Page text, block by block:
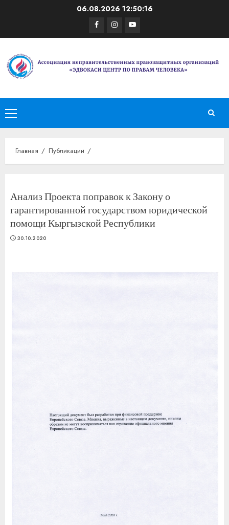
06.08.202612:50:17
Facebook
Instagram
Youtube
Основное
меню
Главная Публикации
Анализ Проекта поправок к Закону о
гарантированной государством юридической
помощи Кыргызской Республики
30.10.2020